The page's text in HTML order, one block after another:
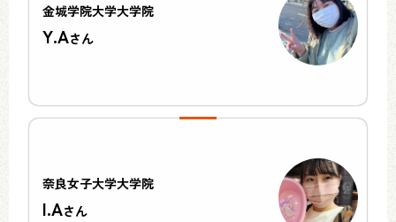
金城学院大学大学院
Y.Aさん
奈良女子大学大学院
I.Aさん